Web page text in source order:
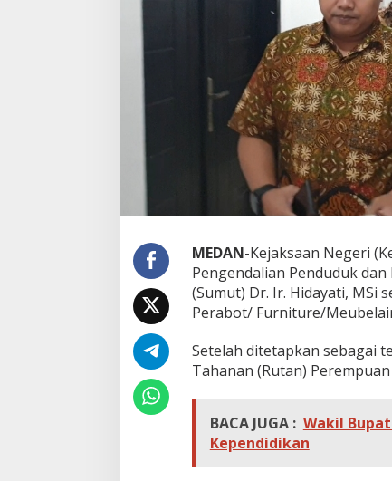
n
K
a
d
s
P
K
P
o
v
i
s
S
u
t
MEDAN-Kejaksaan Negeri
Pengendalian Penduduk
(Sumut) Dr. Ir. Hidayati, MSi
Perabot/ Furniture/
Setelah ditetapkan sebagai
Tahanan (Rutan)
BACA JUGA : Wakil
Kependidikan